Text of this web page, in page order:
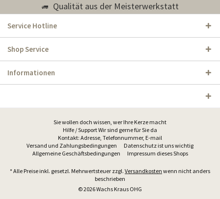
Qualität aus der Meisterwerkstatt
Service Hotline
Shop Service
Informationen
Sie wollen doch wissen, wer Ihre Kerze macht
Hilfe / Support Wir sind gerne für Sie da
Kontakt: Adresse, Telefonnummer, E-mail
Versand und Zahlungsbedingungen
Datenschutz ist uns wichtig
Allgemeine Geschäftsbedingungen
Impressum dieses Shops
* Alle Preise inkl. gesetzl. Mehrwertsteuer zzgl. Versandkosten wenn nicht anders
beschrieben
© 2026 Wachs Kraus OHG